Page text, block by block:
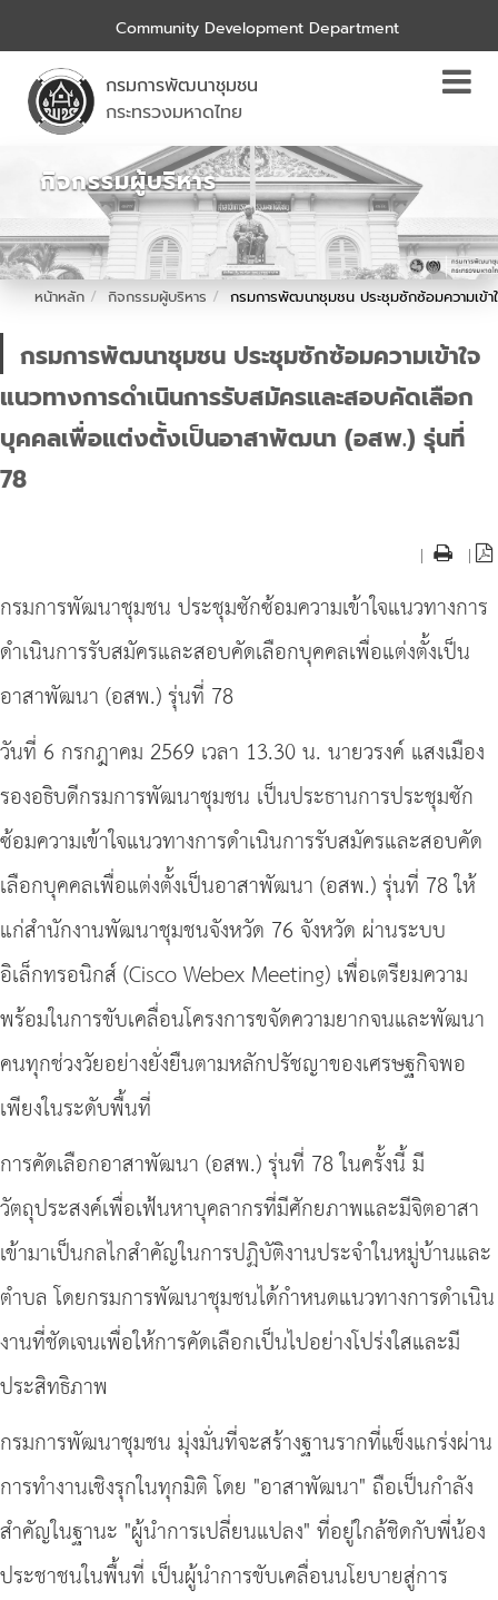
Community Development Department
กรมการพัฒนาชุมชน
กระทรวงมหาดไทย
กิจกรรมผู้บริหาร
หน้าหลัก กิจกรรมผู้บริหาร กรมการพัฒนาชุมชน ประชุมซักซ้อมความเข้
กรมการพัฒนาชุมชน ประชุมซักซ้อมความเข้าใจ
แนวทางการดำเนินการรับสมัครและสอบคัดเลือก
บุคคลเพื่อแต่งตั้งเป็นอาสาพัฒนา (อสพ.) รุ่นที่
78
| |
กรมการพัฒนาชุมชน ประชุมซักซ้อมความเข้าใจแนวทางการ
ดำเนินการรับสมัครและสอบคัดเลือกบุคคลเพื่อแต่งตั้งเป็น
อาสาพัฒนา (อสพ.) รุ่นที่ 78
วันที่ 6 กรกฎาคม 2569 เวลา 13.30 น. นายวรงค์ แสงเมือง
รองอธิบดีกรมการพัฒนาชุมชน เป็นประธานการประชุมซัก
ซ้อมความเข้าใจแนวทางการดำเนินการรับสมัครและสอบคัด
เลือกบุคคลเพื่อแต่งตั้งเป็นอาสาพัฒนา (อสพ.) รุ่นที่ 78 ให้
แก่สำนักงานพัฒนาชุมชนจังหวัด 76 จังหวัด ผ่านระบบ
อิเล็กทรอนิกส์ (Cisco Webex Meeting) เพื่อเตรียมความ
พร้อมในการขับเคลื่อนโครงการขจัดความยากจนและพัฒนา
คนทุกช่วงวัยอย่างยั่งยืนตามหลักปรัชญาของเศรษฐกิจพอ
เพียงในระดับพื้นที่
การคัดเลือกอาสาพัฒนา (อสพ.) รุ่นที่ 78 ในครั้งนี้ มี
วัตถุประสงค์เพื่อเฟ้นหาบุคลากรที่มีศักยภาพและมีจิตอาสา
เข้ามาเป็นกลไกสำคัญในการปฏิบัติงานประจำในหมู่บ้านและ
ตำบล โดยกรมการพัฒนาชุมชนได้กำหนดแนวทางการดำเนิน
งานที่ชัดเจนเพื่อให้การคัดเลือกเป็นไปอย่างโปร่งใสและมี
ประสิทธิภาพ
กรมการพัฒนาชุมชน มุ่งมั่นที่จะสร้างฐานรากที่แข็งแกร่งผ่าน
การทำงานเชิงรุกในทุกมิติ โดย "อาสาพัฒนา" ถือเป็นกำลัง
สำคัญในฐานะ "ผู้นำการเปลี่ยนแปลง" ที่อยู่ใกล้ชิดกับพี่น้อง
ประชาชนในพื้นที่ เป็นผู้นำการขับเคลื่อนนโยบายสู่การ